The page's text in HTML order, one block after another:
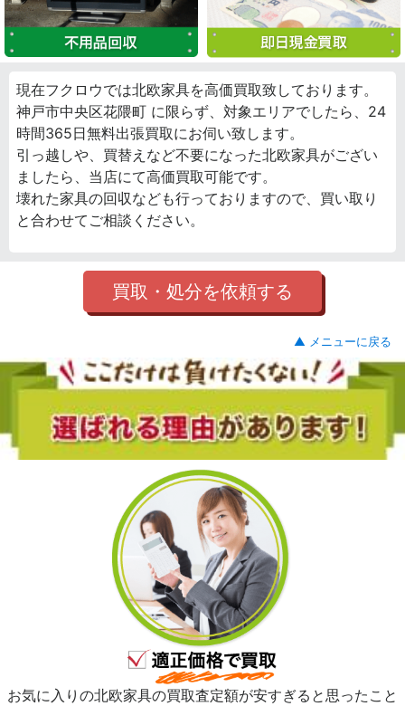
現在フクロウでは北欧家具を高価買取致しております。
神戸市中央区花隈町 に限らず、対象エリアでしたら、24
時間365日無料出張買取にお伺い致します。
引っ越しや、買替えなど不要になった北欧家具がござい
ましたら、当店にて高価買取可能です。
壊れた家具の回収なども行っておりますので、買い取り
と合わせてご相談ください。
買取・処分を依頼する
▲ メニューに戻る
お気に入りの北欧家具の買取査定額が安すぎると思ったこと